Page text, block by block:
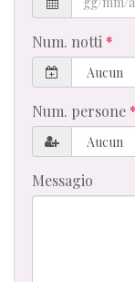
Num. notti
Num. persone
Messagio